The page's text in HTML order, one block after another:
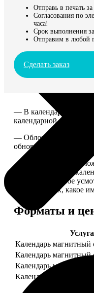
Отправь в печать
Согласования по
часа!
Срок выполнения
Отправим в любой
Сделать заказ
— В календаре 13
календарной сеткой.
— Обложка для
обновляем каждый год.
— В кружочек на
одной из страниц
выбирают на свое
комментариях, какое
Форматы и
Услуга
Календарь магнитный
Календарь магнитный
Календарь магнитный
Календарь магнитный